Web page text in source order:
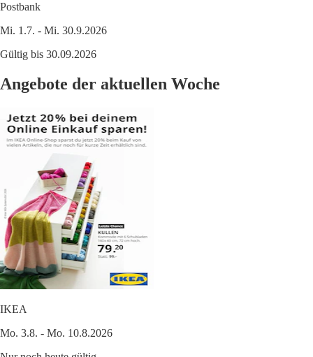
Postbank
Mi. 1.7. - Mi. 30.9.2026
Gültig bis 30.09.2026
Angebote der aktuellen Woche
IKEA
Mo. 3.8. - Mo. 10.8.2026